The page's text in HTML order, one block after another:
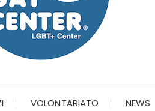
VOLONTARIATO NEWS